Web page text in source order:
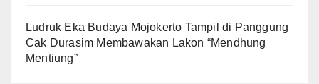
Ludruk Eka Budaya Mojokerto Tampil di Panggung
Cak Durasim Membawakan Lakon “Mendhung
Mentiung”